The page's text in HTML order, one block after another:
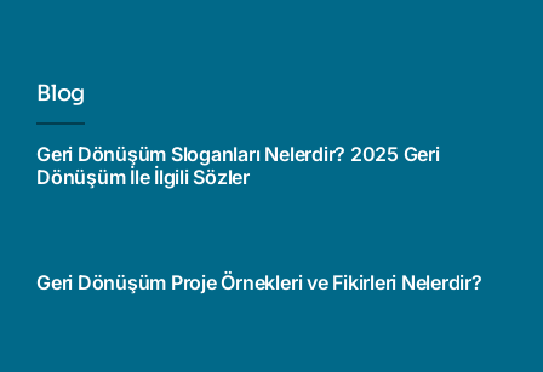
Blog
Geri Dönüşüm Sloganları Nelerdir? 2025 Geri
Dönüşüm İle İlgili Sözler
Geri Dönüşüm Proje Örnekleri ve Fikirleri Nelerdir?